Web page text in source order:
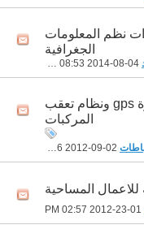
نظم المعلومات
الجغرافية
08:53 AM
شركة مسارات gps لأجهزة gps ونظام تعقب
المركبات
08:36 PM
المساحية
02:57 PM